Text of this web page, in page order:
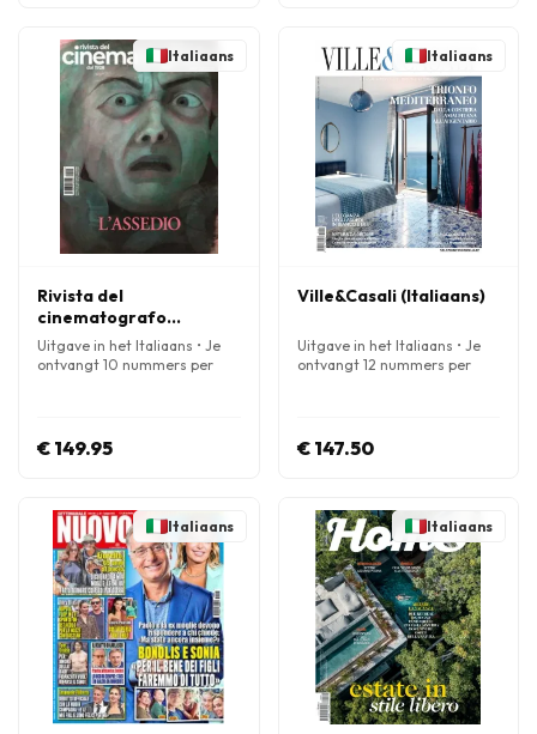
Italiaans
Rivista del
cinematografo
(Italiaans)
Uitgave in het Italiaans • Je
ontvangt 10 nummers per
€ 149.95
Italiaans
Ville&Casali (Italiaans)
Uitgave in het Italiaans • Je
ontvangt 12 nummers per
€ 147.50
Italiaans Italiaans